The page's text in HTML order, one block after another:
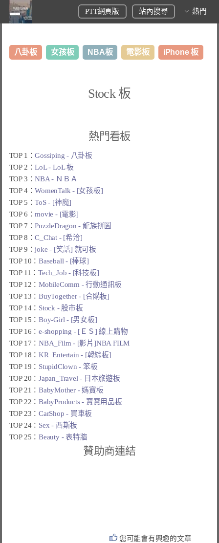
PTT網頁版 站內搜尋 熱門
八卦板 女孩板 NBA板 電影板 iPhone 板
Stock 板
熱門看板
TOP 1：Gossiping - 八卦板
TOP 2：LoL - LoL 板
TOP 3：NBA - ＮＢＡ
TOP 4：WomenTalk - [女孩板]
TOP 5：ToS - [神魔]
TOP 6：movie - [電影]
TOP 7：PuzzleDragon - 龍族拼圖
TOP 8：C_Chat - [希洽]
TOP 9：joke - [笑話] 就可板
TOP 10：Baseball - [棒球]
TOP 11：Tech_Job - [科技板]
TOP 12：MobileComm - 行動通訊板
TOP 13：BuyTogether - [合購板]
TOP 14： Stock - 股市板
TOP 15：Boy-Girl - [男女板]
TOP 16：e-shopping - [ＥＳ] 線上購物
TOP 17：NBA_Film - [影片]NBA FILM
TOP 18：KR_Entertain - [韓綜板]
TOP 19： StupidClown - 笨板
TOP 20：Japan_Travel - 日本旅遊板
TOP 21：BabyMother - 媽寶板
TOP 22：BabyProducts - 寶寶用品板
TOP 23：CarShop - 買車板
TOP 24： Sex - 西斯板
TOP 25：Beauty - 表特牆
贊助商連結
您可能會有興趣的文章